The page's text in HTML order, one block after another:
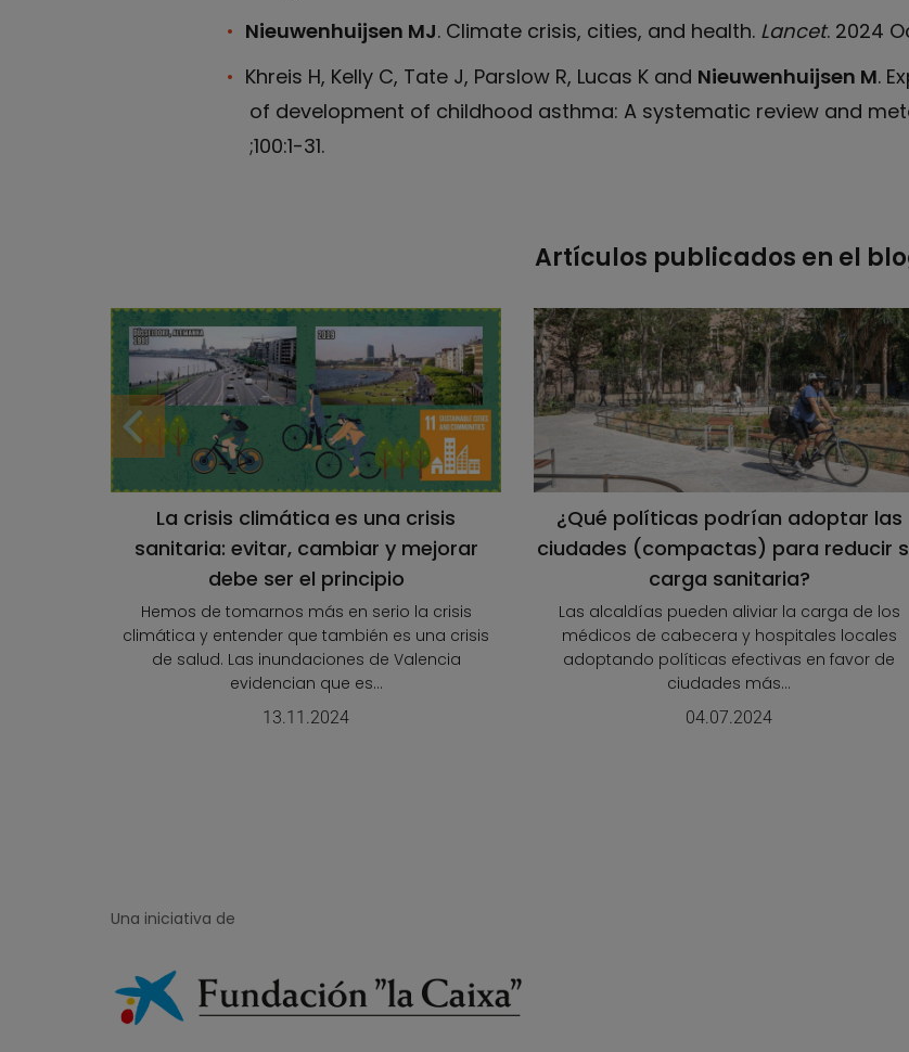
Nieuwenhuijsen MJ. Climate crisis, cities, and health. Lancet. 2024
Khreis H, Kelly C, Tate J, Parslow R, Lucas K and Nieuwenhuijsen M.
of development of childhood asthma: A systematic review and
;100:1-31.
Artículos publicados en el
La crisis climática es una crisis
sanitaria: evitar, cambiar y mejorar
debe ser el principio
Hemos de tomarnos más en serio la crisis
climática y entender que también es una crisis
de salud. Las inundaciones de Valencia
evidencian que es...
13.11.2024
¿Qué políticas podrían adoptar las
ciudades (compactas) para reducir
carga sanitaria?
Las alcaldías pueden aliviar la carga de los
médicos de cabecera y hospitales locales
adoptando políticas efectivas en favor de
ciudades más...
04.07.2024
Una iniciativa de